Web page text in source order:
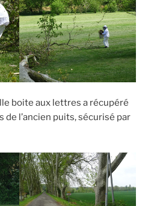
boite aux lettres a récupéré
de l’ancien puits, sécurisé par